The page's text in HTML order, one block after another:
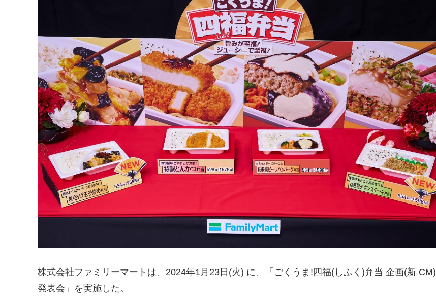
株式会社ファミリーマートは、2024年1月23日(火) に、「ごくうま!四福(しふく)弁当 企画(新 CM)
発表会」を実施した。